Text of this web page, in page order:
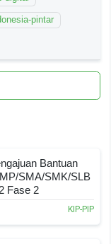
pintar
Bantuan
SMA/SMK/SLB
Fase 2
KIP-PIP